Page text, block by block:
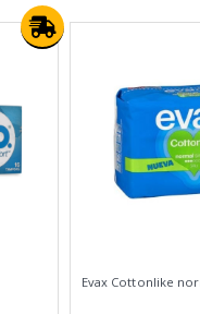
Evax Cottonlike